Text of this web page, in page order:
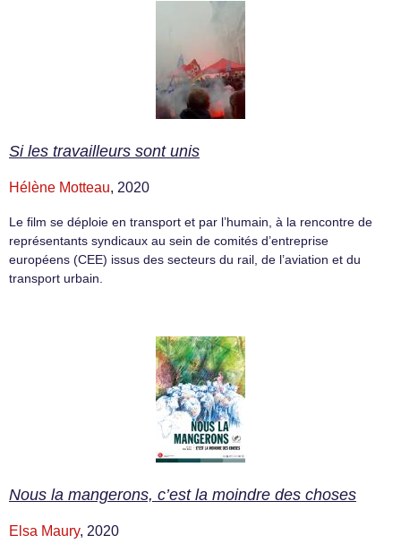
Si les travailleurs sont unis
Hélène Motteau, 2020
Le film se déploie en transport et par l’humain, à la rencontre de
représentants syndicaux au sein de comités d’entreprise
européens (CEE) issus des secteurs du rail, de l’aviation et du
transport urbain.
Nous la mangerons, c’est la moindre des choses
Elsa Maury, 2020